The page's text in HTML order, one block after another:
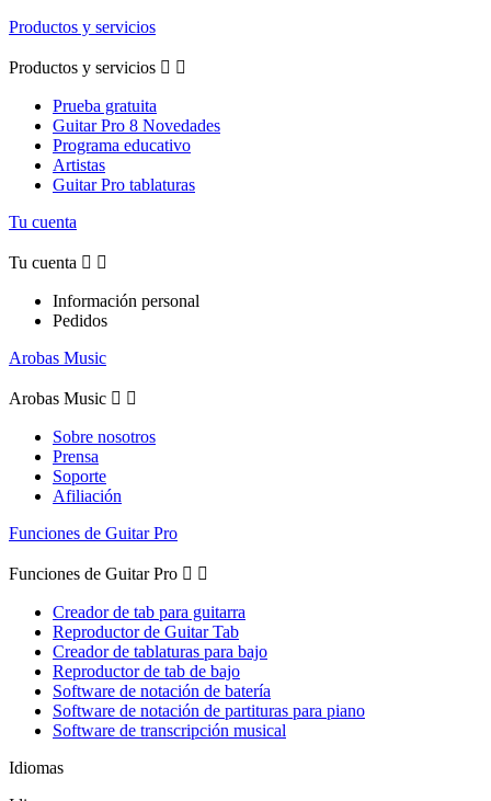
Productos y servicios
Productos y servicios  
Prueba gratuita
Guitar Pro 8 Novedades
Programa educativo
Artistas
Guitar Pro tablaturas
Tu cuenta
Tu cuenta  
Información personal
Pedidos
Arobas Music
Arobas Music  
Sobre nosotros
Prensa
Soporte
Afiliación
Funciones de Guitar Pro
Funciones de Guitar Pro  
Creador de tab para guitarra
Reproductor de Guitar Tab
Creador de tablaturas para bajo
Reproductor de tab de bajo
Software de notación de batería
Software de notación de partituras para piano
Software de transcripción musical
Idiomas